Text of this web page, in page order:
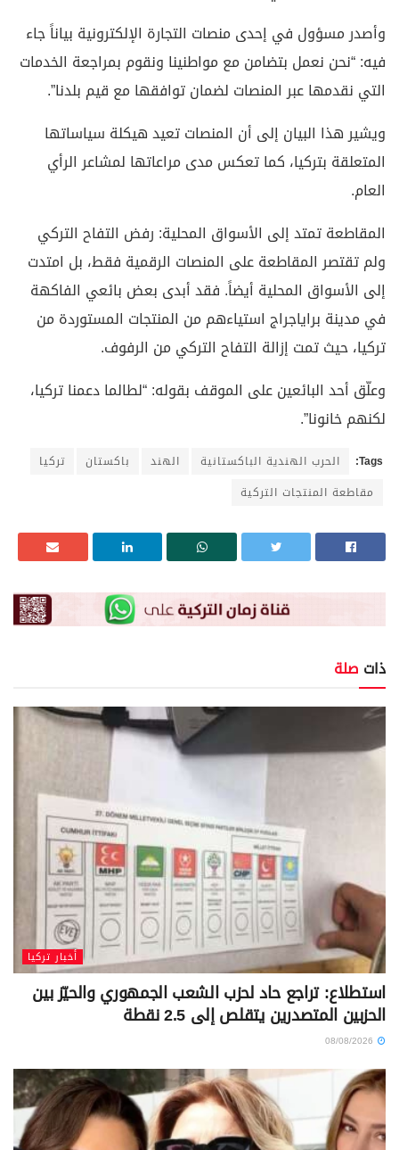
وأصدر مسؤول في إحدى منصات التجارة الإلكترونية بياناً جاء
فيه: “نحن نعمل بتضامن مع مواطنينا ونقوم بمراجعة الخدمات
التي نقدمها عبر المنصات لضمان توافقها مع قيم بلدنا”.
ويشير هذا البيان إلى أن المنصات تعيد هيكلة سياساتها
المتعلقة بتركيا، كما تعكس مدى مراعاتها لمشاعر الرأي
العام.
المقاطعة تمتد إلى الأسواق المحلية: رفض التفاح التركي
ولم تقتصر المقاطعة على المنصات الرقمية فقط، بل امتدت
إلى الأسواق المحلية أيضاً. فقد أبدى بعض بائعي الفاكهة
في مدينة براياجراج استياءهم من المنتجات المستوردة من
تركيا، حيث تمت إزالة التفاح التركي من الرفوف.
وعلّق أحد البائعين على الموقف بقوله: “لطالما دعمنا تركيا،
لكنهم خانونا”.
Tags: الحرب الهندية الباكستانية الهند باكستان
تركيا
مقاطعة المنتجات التركية
ذات صلة
أخبار تركيا
استطلاع: تراجع حاد لحزب الشعب الجمهوري والحيّز بين
الحزبين المتصدرين يتقلص إلى 2.5 نقطة